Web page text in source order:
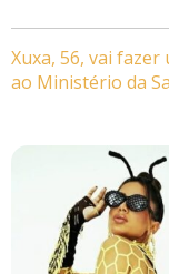
Xuxa, 56, vai fazer
ao Ministério da